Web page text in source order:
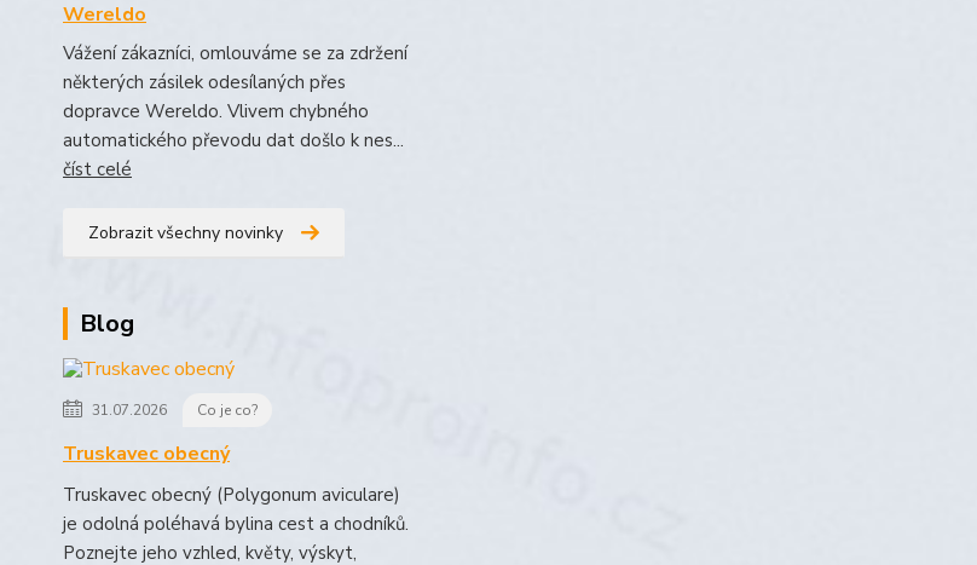
Wereldo
Vážení zákazníci, omlouváme se za zdržení
některých zásilek odesílaných přes
dopravce Wereldo. Vlivem chybného
automatického převodu dat došlo k nes...
číst celé
Zobrazit všechny novinky
Blog
31.07.2026 Co je co?
Truskavec obecný
Truskavec obecný (Polygonum aviculare)
je odolná poléhavá bylina cest a chodníků.
Poznejte jeho vzhled, květy, výskyt,